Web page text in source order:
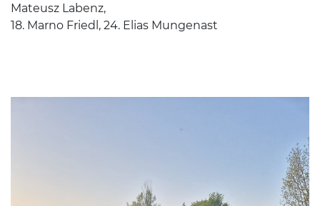
Mateusz Labenz,
18. Marno Friedl, 24. Elias Mungenast